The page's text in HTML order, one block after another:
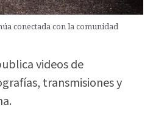
conectada con la comunidad
videos de
transmisiones y